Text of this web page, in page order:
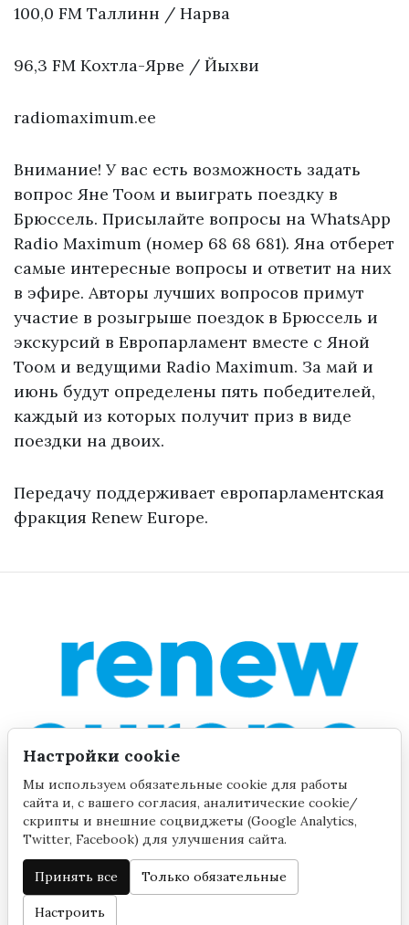
100,0 FM Таллинн / Нарва
96,3 FM Кохтла-Ярве / Йыхви
radiomaximum.ee
Внимание! У вас есть возможность задать
вопрос Яне Тоом и выиграть поездку в
Брюссель. Присылайте вопросы на WhatsApp
Radio Maximum (номер 68 68 681). Яна отберет
самые интересные вопросы и ответит на них
в эфире. Авторы лучших вопросов примут
участие в розыгрыше поездок в Брюссель и
экскурсий в Европарламент вместе с Яной
Тоом и ведущими Radio Maximum. За май и
июнь будут определены пять победителей,
каждый из которых получит приз в виде
поездки на двоих.
Передачу поддерживает европарламентская
фракция Renew Europe.
©2020 by Yana Toom Настройки cookie
Настройки cookie
Мы используем обязательные cookie для работы
сайта и, с вашего согласия, аналитические cookie/
скрипты и внешние соцвиджеты (Google Analytics,
Twitter, Facebook) для улучшения сайта.
Принять все Только обязательные
Настроить